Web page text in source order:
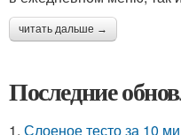
читать дальше →
Последние
1. Слоеное тесто за 10